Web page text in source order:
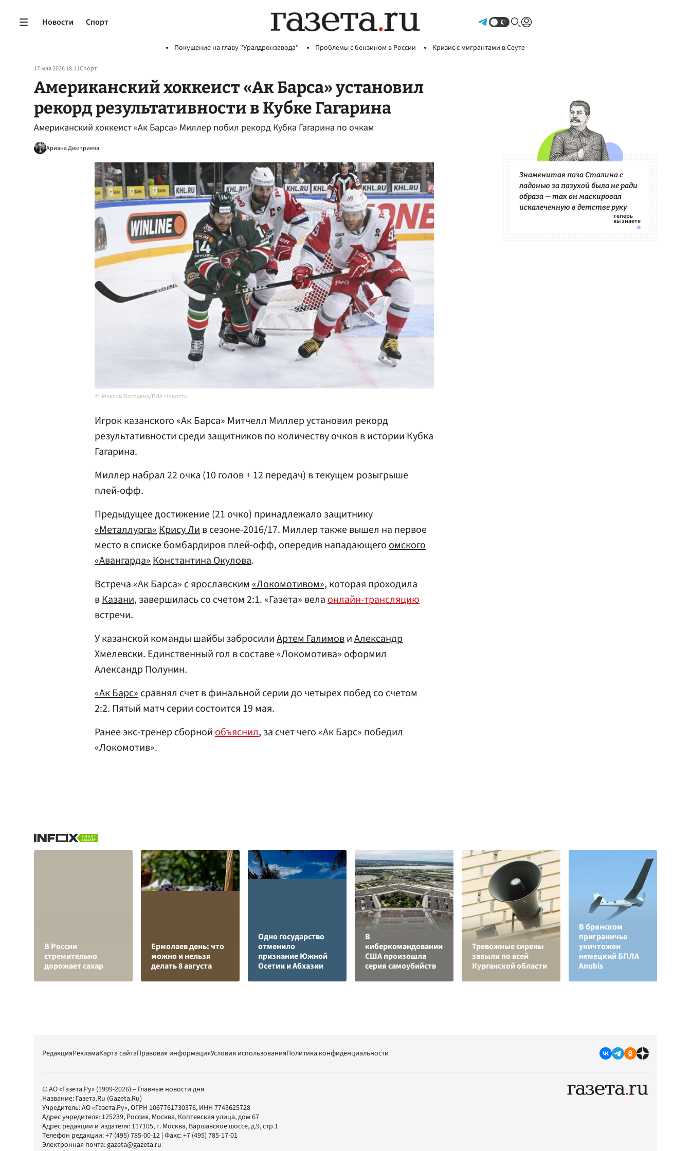
Новости Спорт
Покушение на главу "Уралдронзавода" Проблемы с бензином в России Кризис с мигрантами в Сеуте
17 мая 2026 18:11Спорт
Американский хоккеист «Ак Барса» установил
рекорд результативности в Кубке Гагарина
Американский хоккеист «Ак Барса» Миллер побил рекорд Кубка Гагарина по очкам
Ариана Дмитриева
Максим Богодвид/РИА Новости
Игрок казанского «Ак Барса» Митчелл Миллер установил рекорд
результативности среди защитников по количеству очков в истории Кубка
Гагарина.
Миллер набрал 22 очка (10 голов + 12 передач) в текущем розыгрыше
плей-офф.
Предыдущее достижение (21 очко) принадлежало защитнику
«Металлурга»Крису Лив сезоне-2016/17. Миллер также вышел на первое
место в списке бомбардиров плей-офф, опередив нападающегоомского
«Авангарда»Константина Окулова.
Встреча «Ак Барса» с ярославским «Локомотивом», которая проходила
вКазани, завершилась со счетом 2:1. «Газета» велаонлайн-трансляцию
встречи.
У казанской команды шайбы забросилиАртем ГалимовиАлександр
Хмелевски. Единственный гол в составе «Локомотива» оформил
Александр Полунин.
«Ак Барс»сравнял счет в финальной серии до четырех побед со счетом
2:2. Пятый матч серии состоится 19 мая.
Ранее экс-тренер сборнойобъяснил, за счет чего «Ак Барс» победил
«Локомотив».
Знаменитая поза Сталина с
ладонью за пазухой была не ради
образа — так он маскировал
искалеченную в детстве руку
В России
стремительно
дорожает сахар
Ермолаев день: что
можно и нельзя
делать 8 августа
Одно государство
отменило
признание Южной
Осетии и Абхазии
В
киберкомандовании
США произошла
серия самоубийств
Тревожные сирены
завыли по всей
Курганской области
В брянском
приграничье
уничтожен
немецкий БПЛА
Anubis
РедакцияРекламаКарта сайтаПравовая информацияУсловия использованияПолитика конфиденциальности
© АО «Газета.Ру» (1999-2026) – Главные новости дня
Название: Газета.Ru (Gazeta.Ru)
Учредитель:АО «Газета.Ру», ОГРН 1067761730376, ИНН 7743625728
Адрес учредителя: 125239, Россия, Москва, Коптевская улица, дом 67
Адрес редакции и издателя: 117105, г. Москва, Варшавское шоссе, д.9, стр.1
Телефон редакции:+7 (495) 785-00-12 | Факс:+7 (495) 785-17-01
Электронная почта:gazeta@gazeta.ru